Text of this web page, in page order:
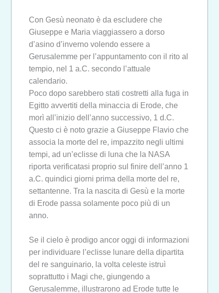
Con Gesù neonato è da escludere che
Giuseppe e Maria viaggiassero a dorso
d’asino d’inverno volendo essere a
Gerusalemme per l’appuntamento con il rito al
tempio, nel 1 a.C. secondo l’attuale
calendario.
Poco dopo sarebbero stati costretti alla fuga in
Egitto avvertiti della minaccia di Erode, che
morì all’inizio dell’anno successivo, 1 d.C.
Questo ci è noto grazie a Giuseppe Flavio che
associa la morte del re, impazzito negli ultimi
tempi, ad un’eclisse di luna che la NASA
riporta verificatasi proprio sul finire dell’anno 1
a.C. quindici giorni prima della morte del re,
settantenne. Tra la nascita di Gesù e la morte
di Erode passa solamente poco più di un
anno.
Se il cielo è prodigo ancor oggi di informazioni
per individuare l’eclisse lunare della dipartita
del re sanguinario, la volta celeste istruì
soprattutto i Magi che, giungendo a
Gerusalemme, illustrarono ad Erode tutte le